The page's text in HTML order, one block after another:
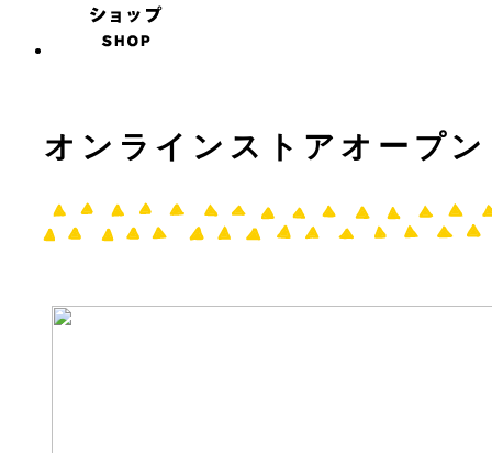
オンラインストアオープ